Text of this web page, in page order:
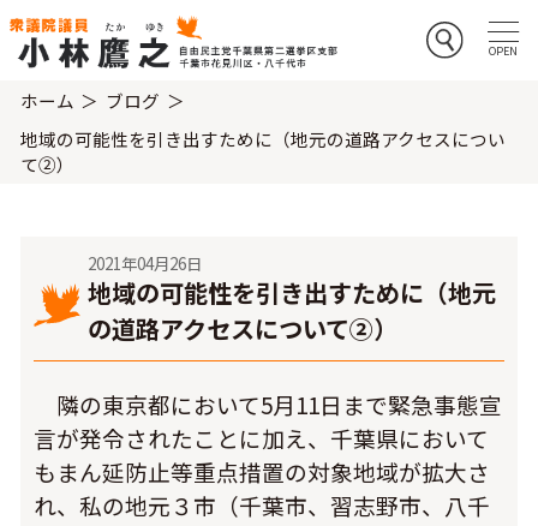
ホーム
ブログ
地域の可能性を引き出すために（地元の道路アクセスについ
て②）
2021年04月26日
地域の可能性を引き出すために（地元
の道路アクセスについて②）
隣の東京都において5月11日まで緊急事態宣
言が発令されたことに加え、千葉県において
もまん延防止等重点措置の対象地域が拡大さ
れ、私の地元３市（千葉市、習志野市、八千